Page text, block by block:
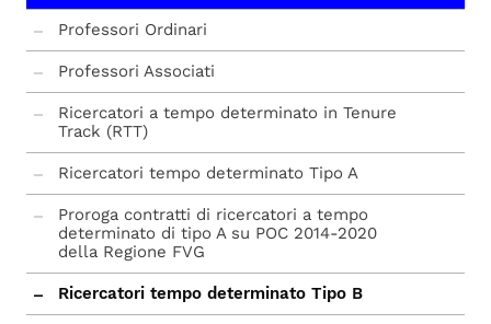
Professori Ordinari
Professori Associati
Ricercatori a tempo determinato in Tenure
Track (RTT)
Ricercatori tempo determinato Tipo A
Proroga contratti di ricercatori a tempo
determinato di tipo A su POC 2014-2020
della Regione FVG
Ricercatori tempo determinato Tipo B